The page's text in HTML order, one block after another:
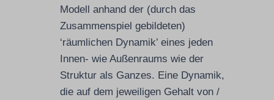
Modell anhand der (durch das
Zusammenspiel gebildeten)
‘räumlichen Dynamik’ eines jeden
Innen- wie Außenraums wie der
Struktur als Ganzes. Eine Dynamik,
die auf dem jeweiligen Gehalt von /